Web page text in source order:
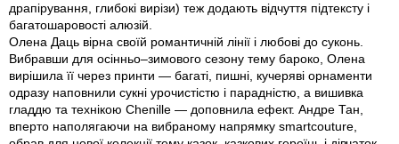
драпірування, глибокі вирізи) теж додають відчуття підтексту і
багатошаровості алюзій.
Олена Даць вірна своїй романтичній лінії і любові до суконь.
Вибравши для осінньо–зимового сезону тему бароко, Олена
вирішила її через принти — багаті, пишні, кучеряві орнаменти
одразу наповнили сукні урочистістю і парадністю, а вишивка
гладдю та технікою Chenille — доповнила ефект. Андре Тан,
вперто наполягаючи на вибраному напрямку smartcouture,